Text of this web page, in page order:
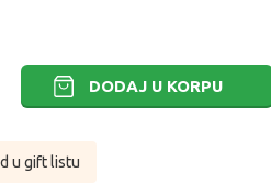
DODAJ U KORPU
u gift listu